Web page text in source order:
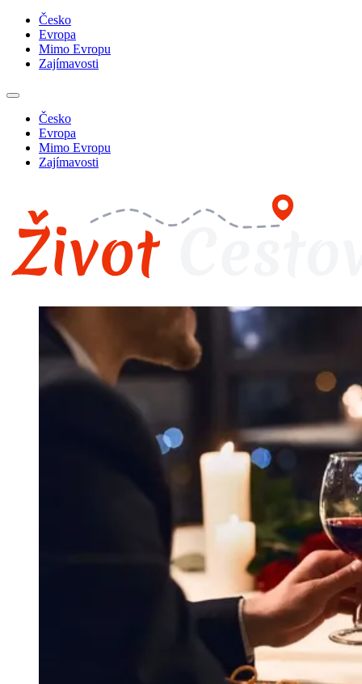
Česko
Evropa
Mimo Evropu
Zajímavosti
Česko
Evropa
Mimo Evropu
Zajímavosti